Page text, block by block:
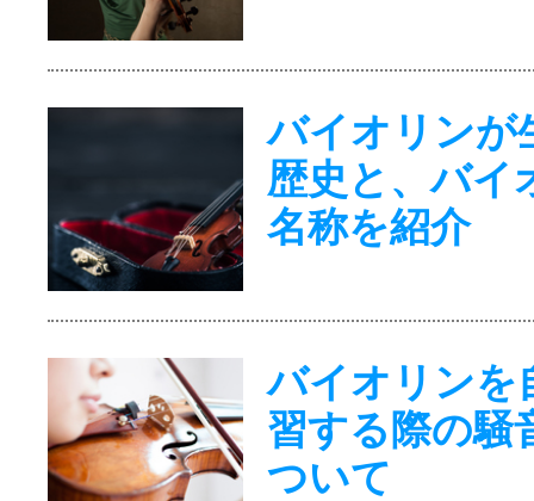
バイオリンが
歴史と、バイ
名称を紹介
バイオリンを
習する際の騒
ついて